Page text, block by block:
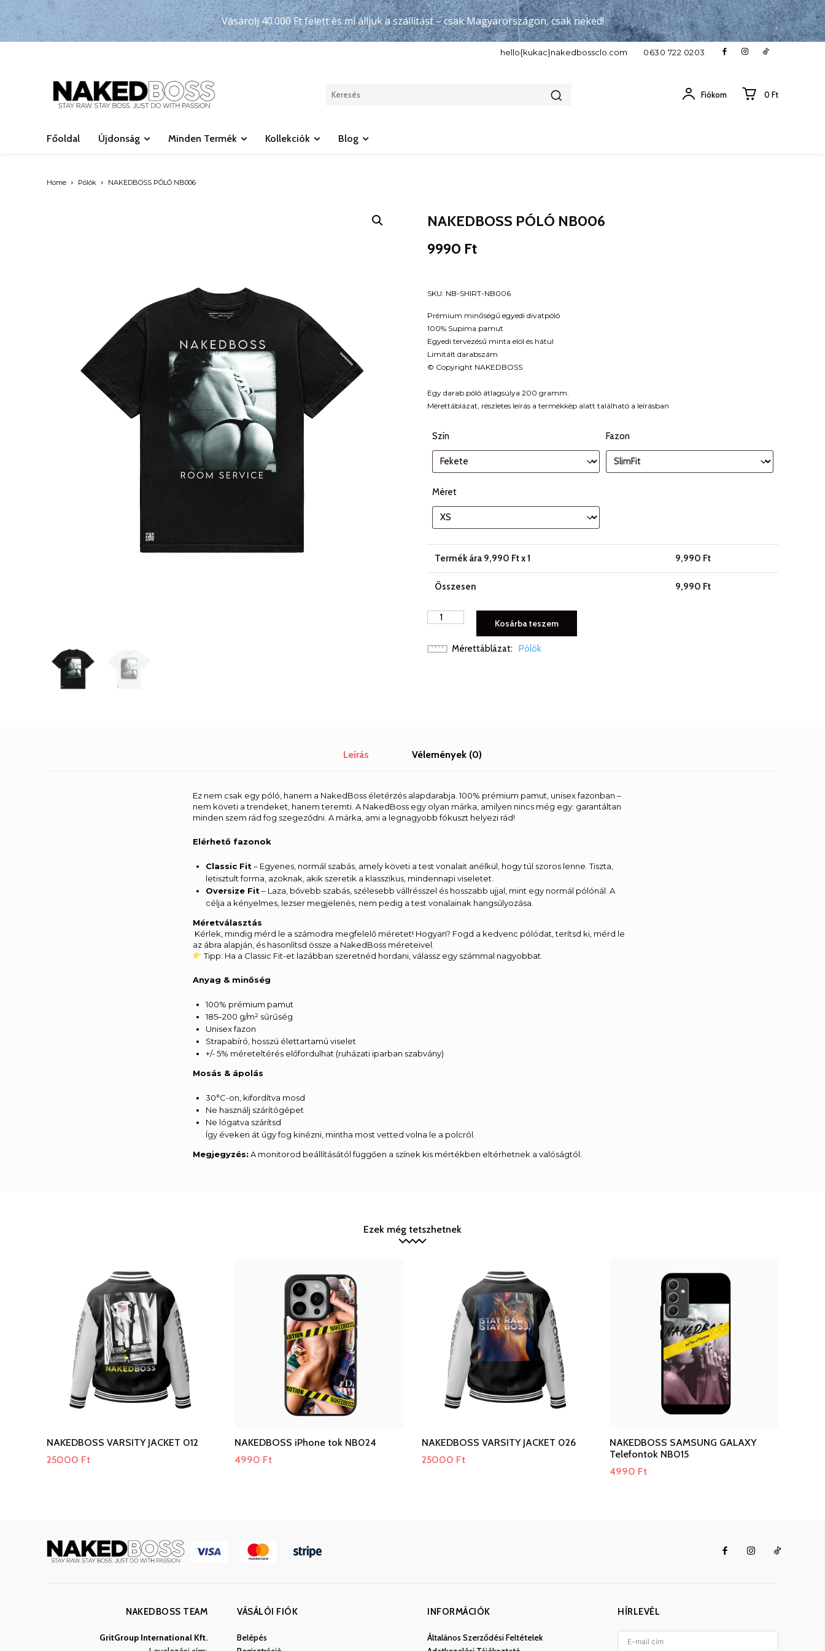
Vásárolj 40.000 Ft felett és mi álljuk a szállítást – csak Magyarországon, csak neked!
hello{kukac}nakedbossclo.com 0630 722 0203
Fiókom 0 Ft
Főoldal Újdonság Minden Termék Kollekciók Blog
Home Pólók NAKEDBOSS PÓLÓ NB006
NAKEDBOSS PÓLÓ NB006
9990 Ft
SKU: NB-SHIRT-NB006
Prémium minőségű egyedi divatpóló
100% Supima pamut
Egyedi tervezésű minta elöl és hátul
Limitált darabszám
© Copyright NAKEDBOSS
Egy darab póló átlagsúlya 200 gramm.
Mérettáblázat, részletes leírás a termékkép alatt található a leírásban
Szín Fazon
Méret
Termék ára 9,990 Ft x 1 9,990 Ft
Összesen 9,990 Ft
NAKEDBOSS
mennyiség
Kosárba teszem
Mérettáblázat Pólók
Leírás Vélemények (0)
Ez nem csak egy póló, hanem a NakedBoss életérzés alapdarabja. 100% prémium pamut, unisex fazonban –
nem követi a trendeket, hanem teremti. A NakedBoss egy olyan márka, amilyen nincs még egy: garantáltan
minden szem rád fog szegeződni. A márka, ami a legnagyobb fókuszt helyezi rád!
Elérhető fazonok
Classic Fit– Egyenes, normál szabás, amely követi a test vonalait anélkül, hogy túl szoros lenne. Tiszta,
letisztult forma, azoknak, akik szeretik a klasszikus, mindennapi viseletet.
Oversize Fit– Laza, bővebb szabás, szélesebb vállrésszel és hosszabb ujjal, mint egy normál pólónál. A
célja a kényelmes, lezser megjelenés, nem pedig a test vonalainak hangsúlyozása.
Méretválasztás
Kérlek, mindig mérd le a számodra megfelelő méretet! Hogyan? Fogd a kedvenc pólódat, terítsd ki, mérd le
az ábra alapján, és hasonlítsd össze a NakedBoss méreteivel.
Tipp: Ha a Classic Fit-et lazábban szeretnéd hordani, válassz egy számmal nagyobbat.
Anyag & minőség
100% prémium pamut
185–200 g/m² sűrűség
Unisex fazon
Strapabíró, hosszú élettartamú viselet
+/- 5% méreteltérés előfordulhat (ruházati iparban szabvány)
Mosás & ápolás
30°C-on, kifordítva mosd
Ne használj szárítógépet
Ne lógatva szárítsd
Így éveken át úgy fog kinézni, mintha most vetted volna le a polcról.
Megjegyzés: A monitorod beállításától függően a színek kis mértékben eltérhetnek a valóságtól.
Ezek még tetszhetnek
NAKEDBOSS VARSITY JACKET 012
25000 Ft
NAKEDBOSS iPhone tok NB024
4990 Ft
NAKEDBOSS VARSITY JACKET 026
25000 Ft
NAKEDBOSS SAMSUNG GALAXY
Telefontok NB015
4990 Ft
NAKEDBOSS TEAM
GritGroup International Kft.
VÁSÁLÓI FIÓK
Belépés
INFORMÁCIÓK
Általános Szerződési Feltételek
HÍRLEVÉL